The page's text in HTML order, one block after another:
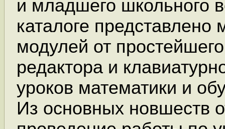
и младшего школьного
каталоге представлено
модулей от
редактора и
уроков математики и
Из основных новшеств